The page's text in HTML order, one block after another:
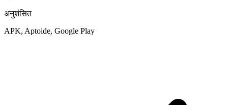
अनुशंसित
APK, Aptoide, Google Play